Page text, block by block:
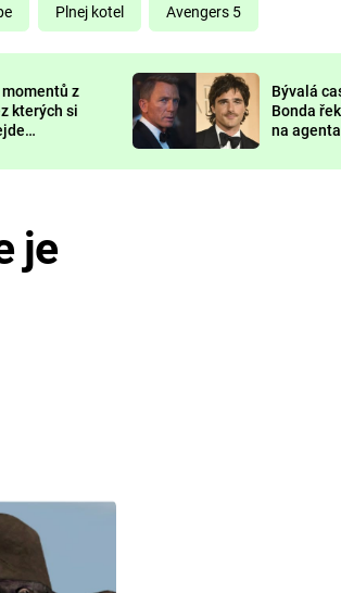
CHUCK
NORRIS
DEADPOOL
Plnej kotel Avengers 5
z
kterých si
Bývalá
Bonda
na
je